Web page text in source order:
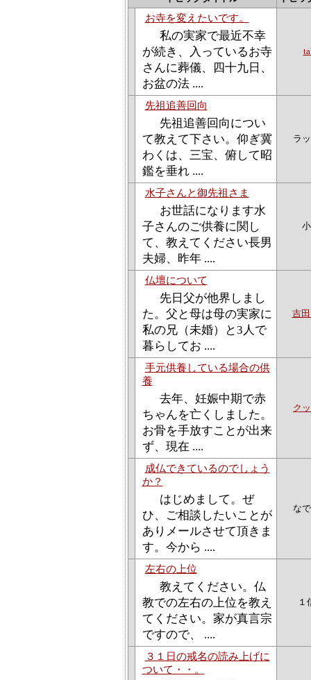
お寺を変えたいです。
私の実家で最近不幸
が続き、入っているお寺
さんに葬儀、四十九日、
お盆の法 ....
先祖追善回向
先祖追善回向につい
て教えて下さい。仰ぎ冀
わくは、三宝、俯して昭
鑑を垂れ ....
ラ
水子さんと御先祖さま
お世話になります水
子さんのご供養に関し
て、教えてください長男
夫婦、昨年 ....
仏壇について
先日父が他界しまし
た。父と母は母の実家に
私の兄（未婚）と3人で
暮らしてお ....
吉
手元供養している場合の供
養
去年、妊娠中期で赤
ちゃんを亡くしました。
お骨を手放すことが出来
ず、現在 ....
ク
成仏できているのでしょう
か？
はじめまして。ぜ
ひ、ご相談したいことが
ありメールさせて頂きま
す。今から ....
な
左右の上位
教えてください。仏
教での左右の上位を教え
てください。家が真言宗
ですので、 ....
１
３１日の戒名の読み上げに
ついて・・。